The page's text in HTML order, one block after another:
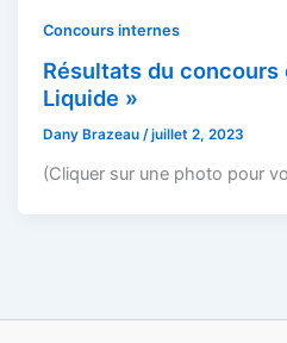
Concours internes
Résultats du concours
Liquide »
Dany Brazeau/juillet 2, 2023
(Cliquer sur une photo pour